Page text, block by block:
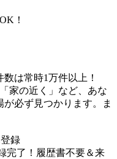
！
は常時1万件以上！
家の近く」など、あな
必ず見つかります。ま
録
完了！履歴書不要＆来